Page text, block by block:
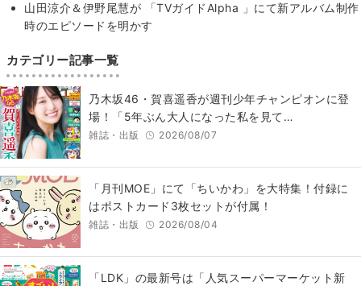
山田涼介＆伊野尾慧が 「TVガイドAlpha 」にて新アルバム制作
時のエピソードを明かす
カテゴリー記事一覧
乃木坂46・賀喜遥香が週刊少年チャンピオンに登
場！「5年ぶん大人になった私を見て…
雑誌・出版 2026/08/07
「月刊MOE」にて「ちいかわ」を大特集！付録に
はポストカード3枚セットが付属！
雑誌・出版 2026/08/04
「LDK」の最新号は「人気スーパーマーケット新